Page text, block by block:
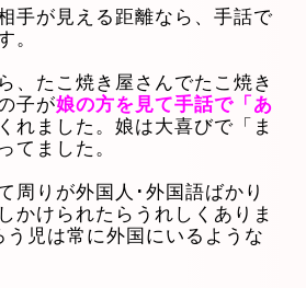
手が見える距離なら、手話で
。
、たこ焼き屋さんでたこ焼き
子が娘の方を見て手話で「あ
れました。娘は大喜びで「ま
てました。
周りが外国人･外国語ばかり
かけられたらうれしくありま
児は常に外国にいるような